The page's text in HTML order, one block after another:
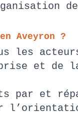
Aveyron ?
les
et de
par et